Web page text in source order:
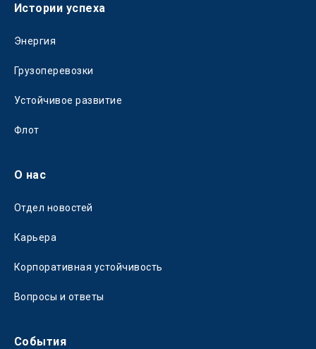
Истории успеха
Энергия
Грузоперевозки
Устойчивое развитие
Флот
О нас
Отдел новостей
Карьера
Корпоративная устойчивость
Вопросы и ответы
События